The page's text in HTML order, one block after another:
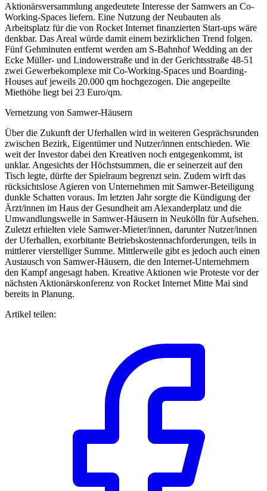
Aktionärsversammlung angedeutete Interesse der Samwers an Co-
Working-Spaces liefern. Eine Nutzung der Neubauten als
Arbeitsplatz für die von Rocket Internet finanzierten Start-ups wäre
denkbar. Das Areal würde damit einem bezirklichen Trend folgen.
Fünf Gehminuten entfernt werden am S-Bahnhof Wedding an der
Ecke Müller- und Lindowerstraße und in der Gerichtsstraße 48-51
zwei Gewerbekomplexe mit Co-Working-Spaces und Boarding-
Houses auf jeweils 20.000 qm hochgezogen. Die angepeilte
Miethöhe liegt bei 23 Euro/qm.
Vernetzung von Samwer-Häusern
Über die Zukunft der Uferhallen wird in weiteren Gesprächsrunden
zwischen Bezirk, Eigentümer und Nutzer/innen entschieden. Wie
weit der Investor dabei den Kreativen noch entgegenkommt, ist
unklar. Angesichts der Höchstsummen, die er seinerzeit auf den
Tisch legte, dürfte der Spielraum begrenzt sein. Zudem wirft das
rücksichtslose Agieren von Unternehmen mit Samwer-Beteiligung
dunkle Schatten voraus. Im letzten Jahr sorgte die Kündigung der
Ärzt/innen im Haus der Gesundheit am Alexanderplatz und die
Umwandlungswelle in Samwer-Häusern in Neukölln für Aufsehen.
Zuletzt erhielten viele Samwer-Mieter/innen, darunter Nutzer/innen
der Uferhallen, exorbitante Betriebskostennachforderungen, teils in
mittlerer vierstelliger Summe. Mittlerweile gibt es jedoch auch einen
Austausch von Samwer-Häusern, die den Internet-Unternehmern
den Kampf angesagt haben. Kreative Aktionen wie Proteste vor der
nächsten Aktionärskonferenz von Rocket Internet Mitte Mai sind
bereits in Planung.
Artikel teilen: